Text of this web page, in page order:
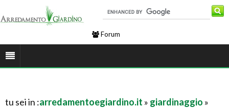
Forum
tu sei in :arredamentoegiardino.it » giardinaggio »